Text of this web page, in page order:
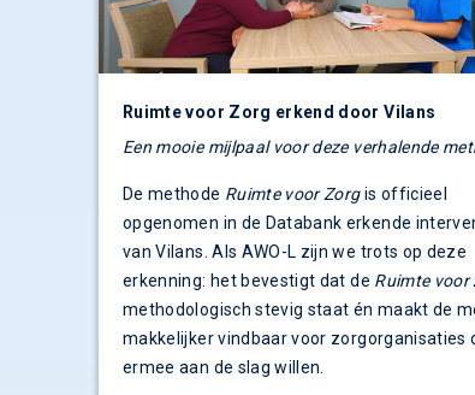
Ruimte voor Zorg erkend door Vilans
Een mooie mijlpaal voor deze verhalende
De methode Ruimte voor Zorgis officieel
opgenomen in de Databank erkende
van Vilans. Als AWO-L zijn we trots op deze
erkenning: het bevestigt dat de Ruimte voor
methodologisch stevig staat én maakt de
makkelijker vindbaar voor zorgorganisaties
ermee aan de slag willen.